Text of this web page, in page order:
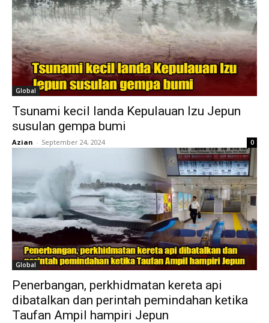
Global
Tsunami kecil landa Kepulauan Izu Jepun
susulan gempa bumi
Azian - September 24, 2024 0
Global
Penerbangan, perkhidmatan kereta api
dibatalkan dan perintah pemindahan ketika
Taufan Ampil hampiri Jepun